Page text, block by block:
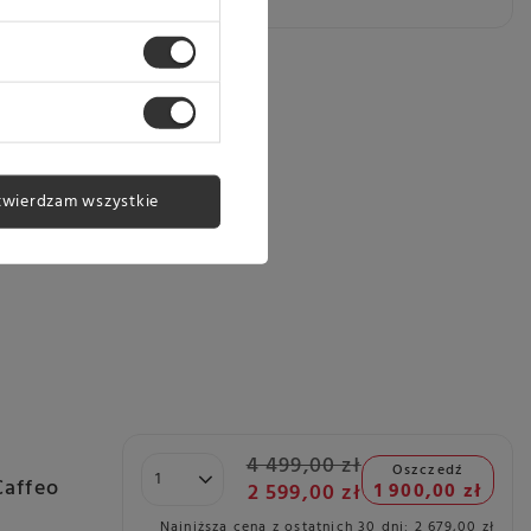
4 499,00 zł
2 599,00 zł
Oszczedź
1 900,00 zł
wszystkie